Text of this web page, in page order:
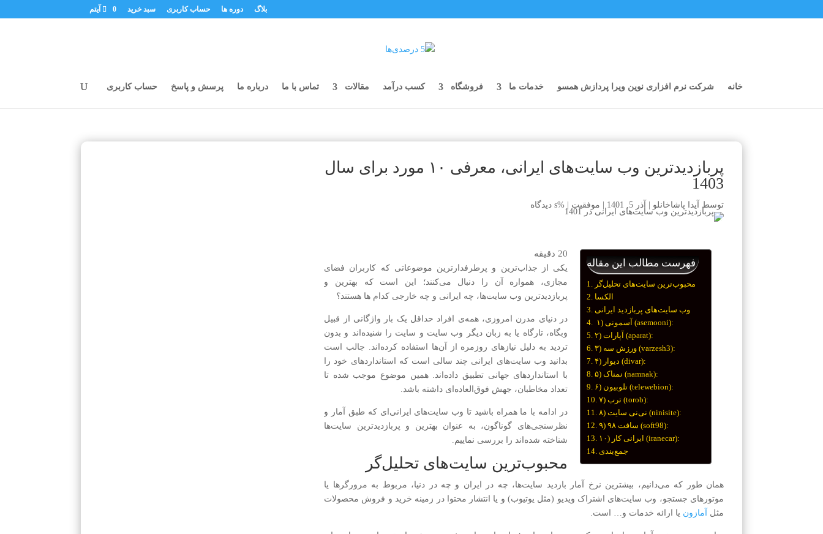
بلاگ دوره ها حساب کاربری سبد خرید 0 آیتم
خانه شرکت نرم افزاری نوین ویرا پردازش همسو خدمات ما فروشگاه کسب درآمد مقالات تماس با ما درباره ما پرسش و پاسخ حساب کاربری
پربازدیدترین وب سایت‌های ایرانی، معرفی ۱۰ مورد برای سال
1403
توسط آیدا پاشاخانلو آذر 5, 1401 موفقیت |%s دیدگاه
فهرست مطالب این مقاله
محبوب‌ترین سایت‌های تحلیل‌گر
الکسا
وب سایت‌های پربازدید ایرانی
۱) آسمونی (asemooni):
۲) آپارات (aparat):
۳) ورزش سه (varzesh3):
۴) دیوار (divar):
۵) نمناک (namnak):
۶) تلوبیون (telewebion):
۷) ترب (torob):
۸) نی‌نی سایت (ninisite):
۹) سافت ۹۸ (soft98):
۱۰) ایرانی کار (iranecar):
جمع‌بندی
20 دقیقه
یکی از جذاب‌ترین و پرطرفدارترین موضوعاتی که کاربران فضای
مجازی، همواره آن را دنبال می‌کنند؛ این است که بهترین و
پربازدیدترین وب سایت‌ها، چه ایرانی و چه خارجی کدام ها هستند؟
در دنیای مدرن امروزی، همه‌ی افراد حداقل یک بار واژگانی از قبیل
وبگاه، تارگاه یا به زبان دیگر وب سایت و سایت را شنیده‌اند و بدون
تردید به دلیل نیازهای روزمره از آن‌ها استفاده کرده‌اند. جالب است
بدانید وب سایت‌های ایرانی چند سالی است که استانداردهای خود را
با استانداردهای جهانی تطبیق داده‌اند. همین موضوع موجب شده تا
تعداد مخاطبان، جهش فوق‌العاده‌ای داشته باشد.
در ادامه با ما همراه باشید تا وب سایت‌های ایرانی‌ای که طبق آمار و
نظرسنجی‌های گوناگون، به عنوان بهترین و پربازدیدترین سایت‌ها
شناخته شده‌اند را بررسی نماییم.
محبوب‌ترین سایت‌های تحلیل‌گر
همان طور که می‌دانیم، بیشترین نرخ آمار بازدید سایت‌ها، چه در ایران و چه در دنیا، مربوط به مرورگرها یا
موتورهای جستجو، وب سایت‌های اشتراک ویدیو (مثل یوتیوب) و یا انتشار محتوا در زمینه‌ خرید و فروش محصولات
مثل آمازون یا ارائه خدمات و… است.